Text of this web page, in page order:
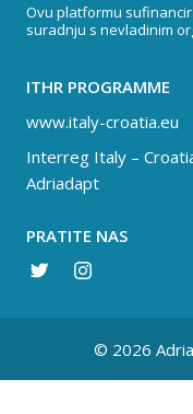
Ovu platformu
suradnju s nevladinim
ITHR PROGRAMME
www.italy-croatia.eu
Interreg Italy –
Adriadapt
PRATITE NAS
© 2026